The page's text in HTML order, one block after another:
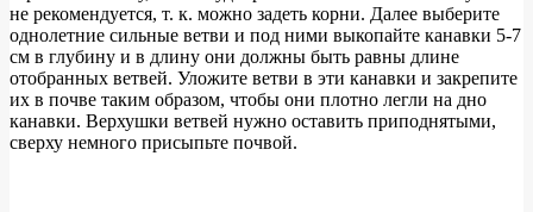
не рекомендуется, т. к. можно задеть корни. Далее выберите
однолетние сильные ветви и под ними выкопайте канавки 5-7
см в глубину и в длину они должны быть равны длине
отобранных ветвей. Уложите ветви в эти канавки и закрепите
их в почве таким образом, чтобы они плотно легли на дно
канавки. Верхушки ветвей нужно оставить приподнятыми,
сверху немного присыпьте почвой.